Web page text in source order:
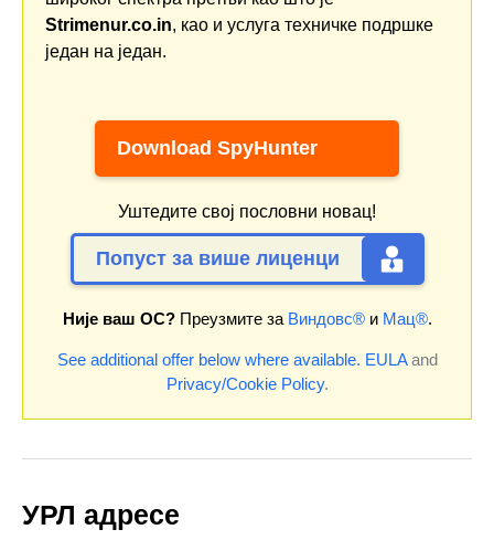
Strimenur.co.in, као и услуга техничке подршке
један на један.
Download SpyHunter
Уштедите свој пословни новац!
Попуст за више лиценци
Није ваш ОС?Преузмите за Виндовс®и Мац®.
See additional offer below where available. EULAand
Privacy/Cookie Policy.
УРЛ адресе